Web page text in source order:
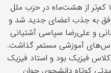
او که تا زمان دستگیری در مهر ١٣۴۴ کم‌تر از هشت‌ماه در حزب ملل
به جذب اعضای جدید شد و
و علی‌رضا سپاسی آشتیانی
آموزشی مستمر گذاشت.
فیزیک بود و استاد فیزیک
مدتی کوتاه دانشجوی جوان